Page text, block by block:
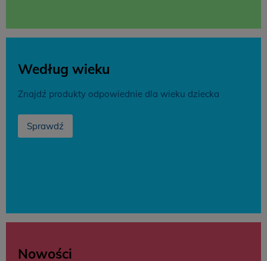
Według wieku
Znajdź produkty odpowiednie dla wieku dziecka
Sprawdź
Nowości